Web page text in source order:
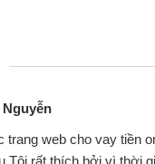
Đoàn Hữu Cảnh
Mình cần tiền
nhưng thật may